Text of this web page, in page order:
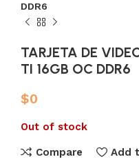
DDR6
TARJETA DE
TI 16GB OC DDR6
$0
Out of stock
Compare Add